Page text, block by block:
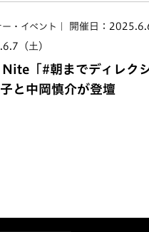
ー・イベント
開催日：
（土）
Nite「#朝までディレク
と中岡慎介が登壇